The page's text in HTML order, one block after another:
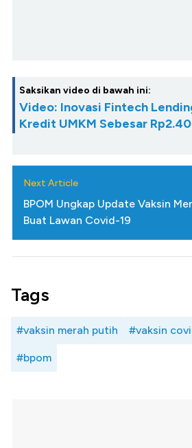
Saksikan video di bawah ini:
Video: Inovasi Fintech
Kredit UMKM Sebesar
Next Article
BPOM Ungkap Update Vaksin
Buat Lawan Covid-19
Tags
#vaksin merah putih #vaksin
#bpom